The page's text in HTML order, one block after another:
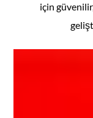
için